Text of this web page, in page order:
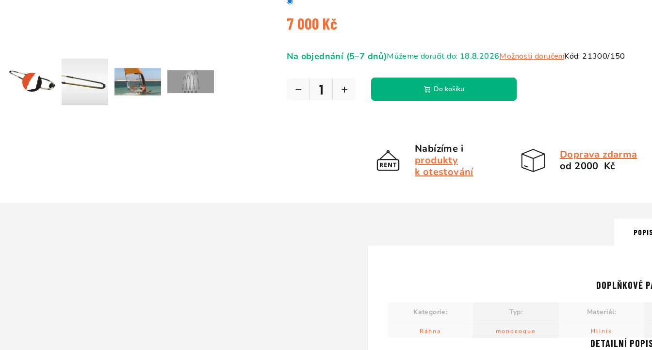
7 000 Kč
cena:
Na objednání (5–7 dnů)Můžeme doručit do: 18.8.2026Možnosti doručeníKód: 21300/150
+
− Do košíku
Nabízíme i
produkty
k otestování
Doprava zdarma
od 2000 Kč
DETAILNÍ
DOPLŇKOVÉ
Kategorie:
Ráhna
Typ:
monocoque
Materiál:
Hliník